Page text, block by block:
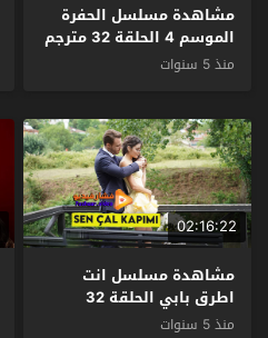
مشاهدة مسلسل الحفرة
الموسم 4 الحلقة 32 مترجم
منذ 5 سنوات
02:16:22
مشاهدة مسلسل انت
اطرق بابي الحلقة 32
مترجم
منذ 5 سنوات